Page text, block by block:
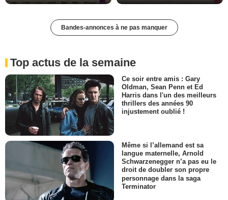
Bandes-annonces à ne pas manquer
Top actus de la semaine
Ce soir entre amis : Gary
Oldman, Sean Penn et Ed
Harris dans l'un des meilleurs
thrillers des années 90
injustement oublié !
Même si l’allemand est sa
langue maternelle, Arnold
Schwarzenegger n’a pas eu le
droit de doubler son propre
personnage dans la saga
Terminator